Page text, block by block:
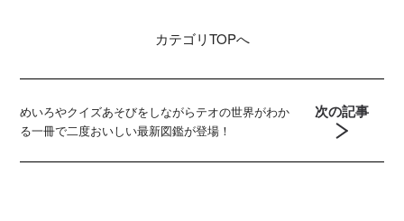
カテゴリTOPへ
めいろやクイズあそびをしながらテオの世界がわか
る一冊で二度おいしい最新図鑑が登場！
次の記事